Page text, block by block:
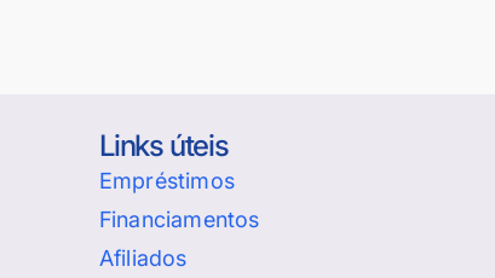
Links úteis
Empréstimos
Financiamentos
Afiliados